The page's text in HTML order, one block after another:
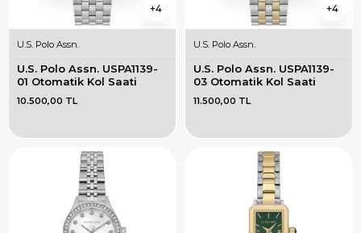
4
U.S. Polo Assn.
U.S. Polo Assn. USPA1139-
01 Otomatik Kol Saati
10.500,00 TL
4
U.S. Polo Assn.
U.S. Polo Assn. USPA1139-
03 Otomatik Kol Saati
11.500,00 TL